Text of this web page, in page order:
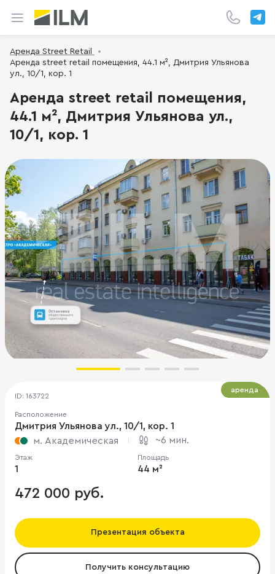
Аренда Street Retail
Аренда street retail помещения, 44.1 м², Дмитрия Ульянова
ул., 10/1, кор. 1
Аренда street retail помещения,
44.1 м², Дмитрия Ульянова ул.,
10/1, кор. 1
ID: 163722
Расположение
Дмитрия Ульянова ул., 10/1, кор. 1
м. Академическая
~6 мин.
Этаж
1
Площадь
44 м²
472 000 руб.
Презентация объекта
Получить консультацию
аренда